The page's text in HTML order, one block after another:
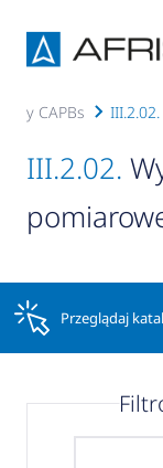
CAPBs
III.2.02.
Przeglądaj